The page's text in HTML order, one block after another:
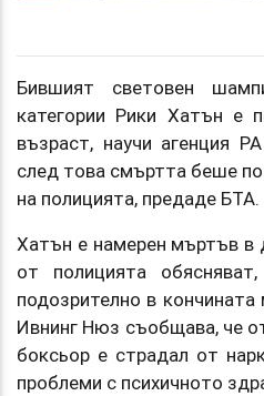
Бившият световен
категории Рики Хатън е
възраст, научи агенция
след това смъртта беше
на полицията, предаде БТА.
Хатън е намерен мъртъв в
от полицията
подозрително в
Ивнинг Нюз съобщава, че
боксьор е страдал от
проблеми с психичното